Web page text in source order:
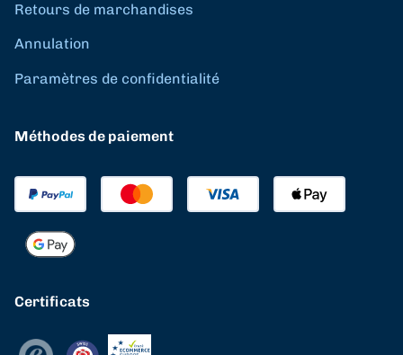
Retours de marchandises
Annulation
Paramètres de confidentialité
Méthodes de paiement
Certificats